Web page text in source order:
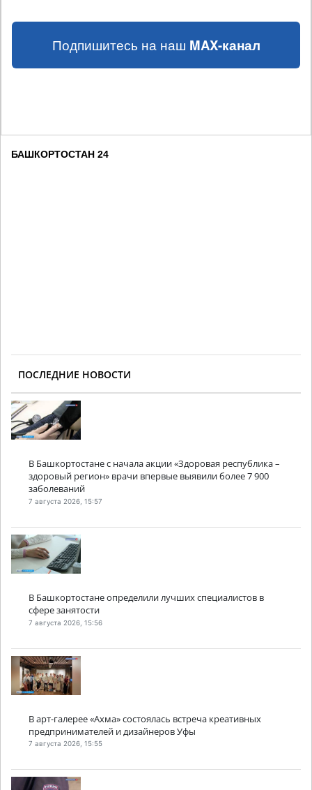
Подпишитесь на наш MAX-канал
БАШКОРТОСТАН 24
ПОСЛЕДНИЕ НОВОСТИ
В Башкортостане с начала акции «Здоровая республика –
здоровый регион» врачи впервые выявили более 7 900
заболеваний
7 августа 2026, 15:57
В Башкортостане определили лучших специалистов в
сфере занятости
7 августа 2026, 15:56
В арт-галерее «Ахма» состоялась встреча креативных
предпринимателей и дизайнеров Уфы
7 августа 2026, 15:55